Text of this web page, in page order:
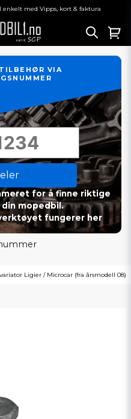
enkelt med Vipps, kort & faktura
VIA
for å finne riktige
mopedbil.
fungerer her
Ligier / Microcar (fra årsmodell 08)